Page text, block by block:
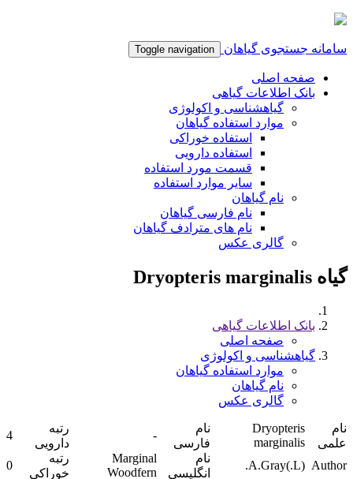
سامانه جستجوی گیاهان Toggle navigation
صفحه اصلی
بانک اطلاعات گیاهی
گیاهشناسی و اکولوژی
موارد استفاده گیاهان
استفاده خوراکی
استفاده دارویی
قسمت مورد استفاده
سایر موارد استفاده
نام گیاهان
نام فارسی گیاهان
نام های مترادف گیاهان
گالری عکس
گیاه Dryopteris marginalis
بانک اطلاعات گیاهی
صفحه اصلی
گیاهشناسی و اکولوژی
موارد استفاده گیاهان
نام گیاهان
گالری عکس
نام
علمی
Dryopteris
marginalis
نام
فارسی
-
رتبه
دارویی
4
Author
(L.)A.Gray.
نام
انگلیسی
Marginal
Woodfern
رتبه
خوراکی
0